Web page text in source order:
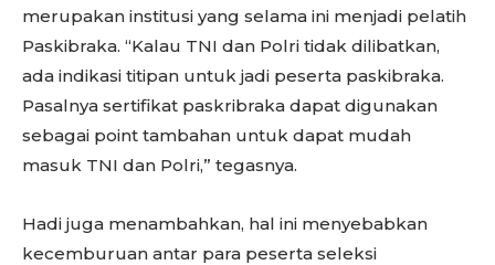
merupakan institusi yang selama ini menjadi pelatih
Paskibraka. “Kalau TNI dan Polri tidak dilibatkan,
ada indikasi titipan untuk jadi peserta paskibraka.
Pasalnya sertifikat paskribraka dapat digunakan
sebagai point tambahan untuk dapat mudah
masuk TNI dan Polri,” tegasnya.
Hadi juga menambahkan, hal ini menyebabkan
kecemburuan antar para peserta seleksi